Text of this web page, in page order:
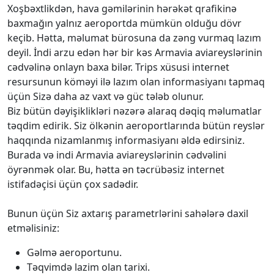
Xoşbəxtlikdən, hava gəmilərinin hərəkət qrafikinə
baxmağın yalnız aeroportda mümkün olduğu dövr
keçib. Hətta, məlumat bürosuna da zəng vurmaq lazım
deyil. İndi arzu edən hər bir kəs Armavia aviareyslərinin
cədvəlinə onlayn baxa bilər. Trips xüsusi internet
resursunun köməyi ilə lazım olan informasiyanı tapmaq
üçün Sizə daha az vaxt və güc tələb olunur.
Biz bütün dəyişiklikləri nəzərə alaraq dəqiq məlumatlar
təqdim edirik. Siz ölkənin aeroportlarında bütün reyslər
haqqında nizamlanmış informasiyanı əldə edirsiniz.
Burada və indi Armavia aviareyslərinin cədvəlini
öyrənmək olar. Bu, hətta ən təcrübəsiz internet
istifadəçisi üçün çox sadədir.
Bunun üçün Siz axtarış parametrlərini sahələrə daxil
etməlisiniz:
Gəlmə aeroportunu.
Təqvimdə lazim olan tarixi.